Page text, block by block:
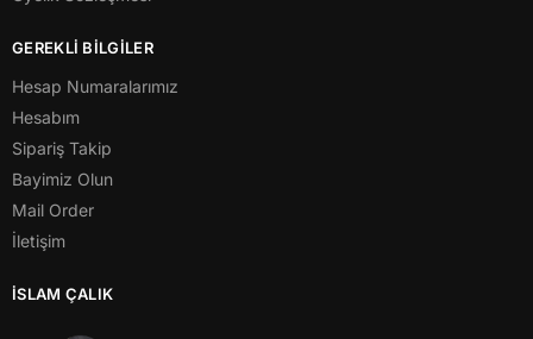
GEREKLİ BİLGİLER
Hesap Numaralarımız
Hesabım
Sipariş Takip
Bayimiz Olun
Mail Order
İletişim
İSLAM ÇALIK